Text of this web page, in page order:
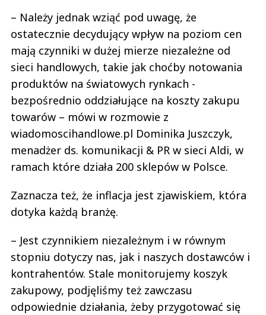
– Należy jednak wziąć pod uwagę, że
ostatecznie decydujący wpływ na poziom cen
mają czynniki w dużej mierze niezależne od
sieci handlowych, takie jak choćby notowania
produktów na światowych rynkach -
bezpośrednio oddziałujące na koszty zakupu
towarów – mówi w rozmowie z
wiadomoscihandlowe.pl Dominika Juszczyk,
menadżer ds. komunikacji & PR w sieci Aldi, w
ramach które działa 200 sklepów w Polsce.
Zaznacza też, że inflacja jest zjawiskiem, która
dotyka każdą branżę.
– Jest czynnikiem niezależnym i w równym
stopniu dotyczy nas, jak i naszych dostawców i
kontrahentów. Stale monitorujemy koszyk
zakupowy, podjęliśmy też zawczasu
odpowiednie działania, żeby przygotować się